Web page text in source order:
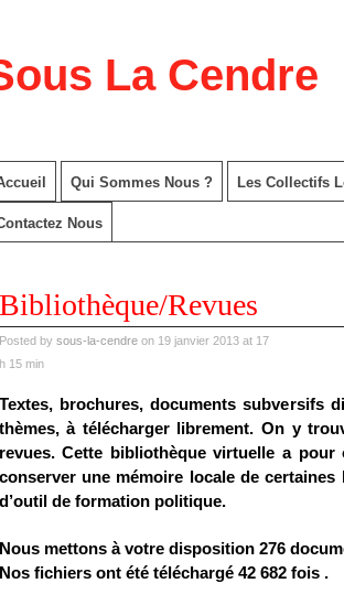
La Cendre
Qui Sommes Nous ? Les Collectifs
Nous
Bibliothèque/Revues
Posted by sous-la-cendreon 19 janvier 2013 at 17
h 15 min
Textes, brochures, documents subversifs
thèmes, à télécharger librement. On y
revues. Cette bibliothèque virtuelle a
conserver une mémoire locale de
d’outil de formation politique.
Nous mettons à votre disposition 276
Nos fichiers ont été téléchargé 42 682 fois .